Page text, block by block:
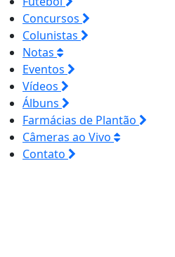
Concursos
Colunistas
Notas
Eventos
Vídeos
Álbuns
Farmácias de Plantão
Câmeras ao Vivo
Contato